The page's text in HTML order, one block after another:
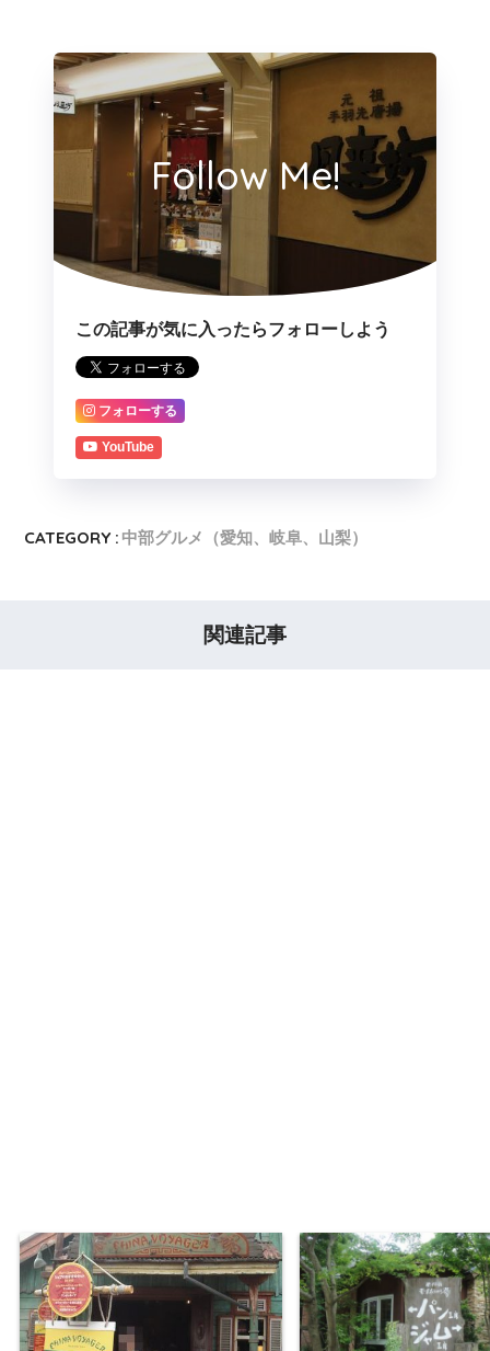
Follow Me!
この記事が気に入ったらフォローしよう
フォローする
YouTube
CATEGORY : 中部グルメ（愛知、岐阜、山梨）
関連記事